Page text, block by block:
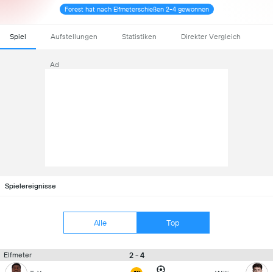
Forest hat nach Elfmeterschießen 2-4 gewonnen
Spiel Aufstellungen Statistiken Direkter Vergleich
Ad
Spielereignisse
Alle Top
Elfmeter 2 - 4